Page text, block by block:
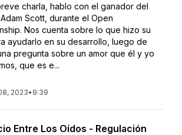
charla, hablo con el ganador del
Scott, durante el Open
Nos cuenta sobre lo que hizo su
ayudarlo en su desarrollo, luego de
pregunta sobre un amor que él y yo
que es e...
2023• 9:39
Entre Los Oídos - Regulación